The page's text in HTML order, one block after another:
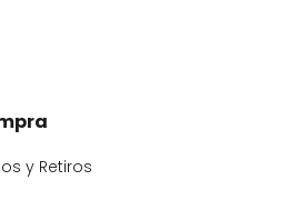
y Retiros